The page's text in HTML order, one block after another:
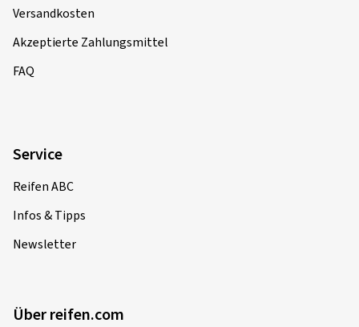
Versandkosten
Akzeptierte Zahlungsmittel
FAQ
Service
Reifen ABC
Infos & Tipps
Newsletter
Über reifen.com